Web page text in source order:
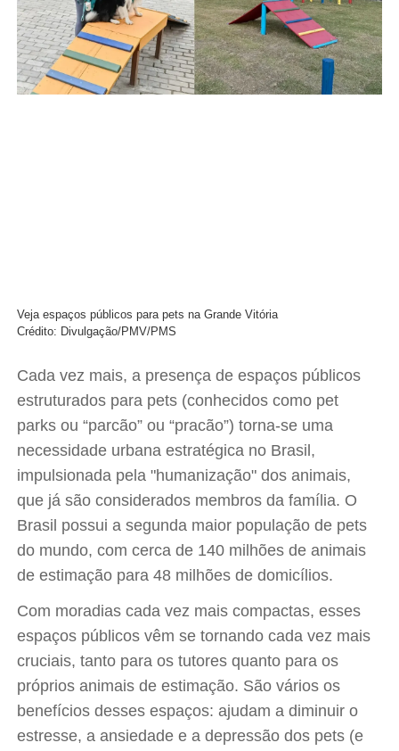
Veja espaços públicos para pets na Grande Vitória
Crédito: Divulgação/PMV/PMS
Cada vez mais, a presença de espaços públicos
estruturados para pets (conhecidos como pet
parks ou “parcão” ou “pracão”) torna-se uma
necessidade urbana estratégica no Brasil,
impulsionada pela "humanização" dos animais,
que já são considerados membros da família. O
Brasil possui a segunda maior população de pets
do mundo, com cerca de 140 milhões de animais
de estimação para 48 milhões de domicílios.
Com moradias cada vez mais compactas, esses
espaços públicos vêm se tornando cada vez mais
cruciais, tanto para os tutores quanto para os
próprios animais de estimação. São vários os
benefícios desses espaços: ajudam a diminuir o
estresse, a ansiedade e a depressão dos pets (e